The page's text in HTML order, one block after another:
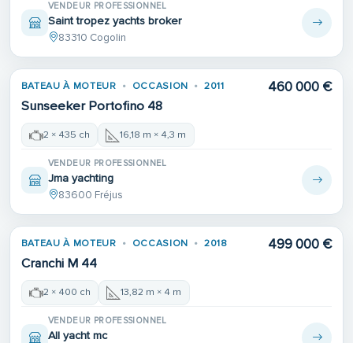
VENDEUR PROFESSIONNEL
Saint tropez yachts broker
83310 Cogolin
BATEAU À MOTEUR OCCASION 2011
Sunseeker Portofino 48
460 000 €
2 × 435 ch 16,18 m × 4,3 m
VENDEUR PROFESSIONNEL
Jma yachting
83600 Fréjus
BATEAU À MOTEUR OCCASION 2018
Cranchi M 44
499 000 €
2 × 400 ch 13,82 m × 4 m
VENDEUR PROFESSIONNEL
All yacht mc